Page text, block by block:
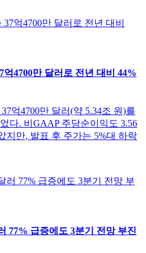
4700만 달러로 전년 대비 44%
억4700만 달러(약 5.34조 원)를
다. 비GAAP 주당순이익도 3.56
지만, 발표 후 주가는 5%대 하락
77% 급증에도 3분기 전망 부진